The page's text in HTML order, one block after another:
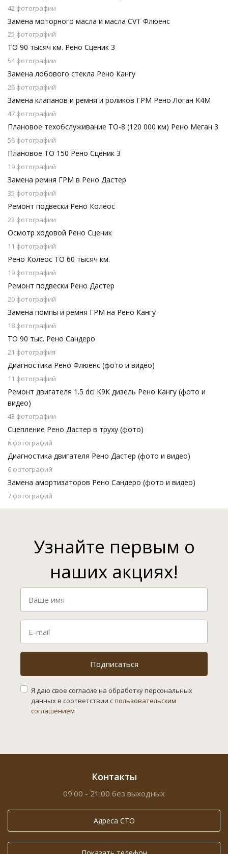
42 фотографии
Замена моторного масла и масла CVT Флюенс
25 фотографий
ТО 90 тысяч км. Рено Сценик 3
54 фотографии
Замена лобового стекла Рено Кангу
26 фотографий
Замена клапанов и ремня и роликов ГРМ Рено Логан K4M
47 фотографий
Плановое техобслуживание ТО-8 (120 000 км) Рено Меган 3
56 фотографий
Плановое ТО 150 Рено Сценик 3
19 фотографий
Замена ремня ГРМ в Рено Дастер
35 фотографий
Ремонт подвески Рено Колеос
23 фотографии
Осмотр ходовой Рено Сценик
11 фотографий
Рено Колеос ТО 60 тысяч км.
19 фотографий
Ремонт подвески Рено Дастер
20 фотографий
Замена помпы и ремня ГРМ на Рено Кангу
18 фотографий
ТО 90 тыс. Рено Сандеро
21 фотография
Диагностика Рено Флюенс (фото и видео)
11 фотографий
Ремонт двигателя 1.5 dci К9К дизель Рено Кангу (фото и
видео)
43 фотографии
Сцепление Рено Дастер в труху (фото)
6 фотографий
Диагностика двигателя Рено Дастер (фото и видео)
6 фотографий
Замена амортизаторов Рено Сандеро (фото и видео)
7 фотографий
Узнайте первым о
наших акциях!
Подписаться
Я даю свое согласие на обработку персональных
данных в соответствии спользовательским
соглашением
Контакты
09:00 - 21:00 без выходных
Адреса СТО